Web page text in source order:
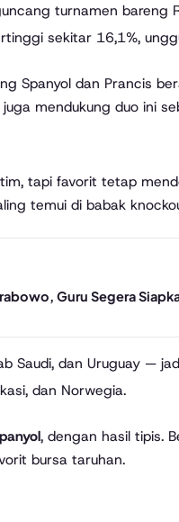
turnamen bareng
sekitar 16,1%,
Spanyol dan Prancis
mendukung duo ini
tapi favorit tetap
temui di babak
Guru Segera
Saudi, dan Uruguay —
dan Norwegia.
, dengan hasil tipis.
bursa taruhan.